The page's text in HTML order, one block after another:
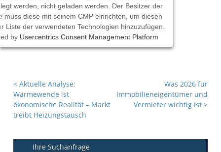
werden, nicht geladen werden. Der Besitzer der
muss diese mit seinem CMP einrichten, um diesen
Liste der verwendeten Technologien hinzuzufügen.
by Usercentrics Consent Management Platform
< Aktuelle Analyse:
Wärmewende ist
ökonomische Realität – Markt
treibt Heizungstausch
Was 2026 für
Immobilieneigentümer und
Vermieter wichtig ist >
Ihre Suchanfrage